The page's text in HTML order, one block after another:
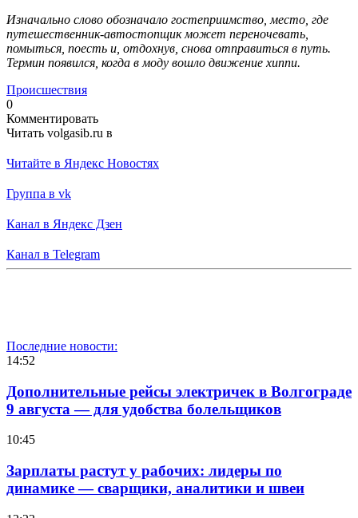
Изначально слово обозначало гостеприимство, место, где
путешественник-автостопщик может переночевать,
помыться, поесть и, отдохнув, снова отправиться в путь.
Термин появился, когда в моду вошло движение хиппи.
Происшествия
0
Комментировать
Читать volgasib.ru в
Читайте в Яндекс Новостях
Группа в vk
Канал в Яндекс Дзен
Канал в Telegram
Последние новости:
14:52
Дополнительные рейсы электричек в Волгограде
9 августа — для удобства болельщиков
10:45
Зарплаты растут у рабочих: лидеры по
динамике — сварщики, аналитики и швеи